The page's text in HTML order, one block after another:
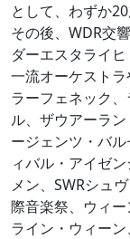
として、わずか
その後、WDR交
ダーエスタライ
一流オーケスト
ラーフェネック
ル、ザウアーラ
ージェンツ・バ
ィバル・アイゼ
メン、SWRシュ
際音楽祭、ウィ
ライン・ウィー